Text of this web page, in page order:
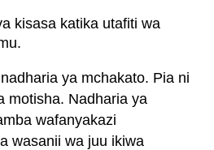
kisasa katika utafiti wa
ya mchakato. Pia ni
motisha. Nadharia ya
wafanyakazi
wasanii wa juu ikiwa